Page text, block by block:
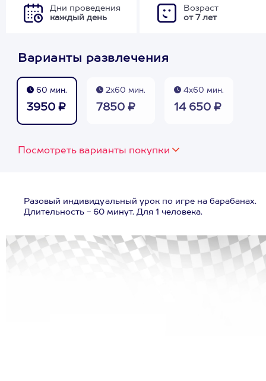
Дни проведения
каждый день
Возраст
от 7 лет
Варианты развлечения
60 мин.
3950 ₽
2х60 мин.
7850 ₽
4х60 мин.
14 650 ₽
Посмотреть варианты покупки
Разовый индивидуальный урок по игре на барабанах.
Длительность - 60 минут. Для 1 человека.